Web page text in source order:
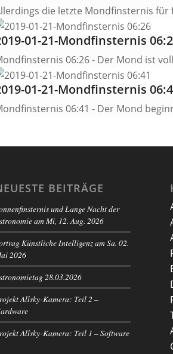
die letzte Mondfinsternis für
01-21-Mondfinsternis
06:26 - Der Mond ist
01-21-Mondfinsternis
06:41 - Der Mond
BEITRÄGE
und Lange Nacht der
am Mi, 12. Aug. 2026
Künstliche Intelligenz am Sa. 02.
2026
28.03.2026
Allsky-Kamera: Teil 2 –
Allsky-Kamera: Teil 1 – Software